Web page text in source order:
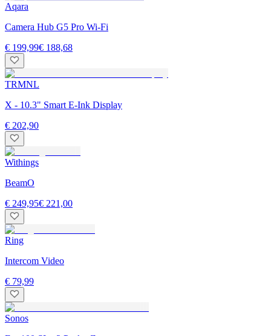
Aqara
Camera Hub G5 Pro Wi-Fi
€ 199,99€ 188,68
TRMNL
X - 10.3" Smart E-Ink Display
€ 202,90
Withings
BeamO
€ 249,95€ 221,00
Ring
Intercom Video
€ 79,99
Sonos